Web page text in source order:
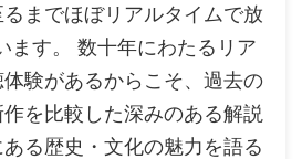
までほぼリアルタイムで放
ます。 数十年にわたるリア
験があるからこそ、過去の
を比較した深みのある解説
る歴史・文化の魅力を語る